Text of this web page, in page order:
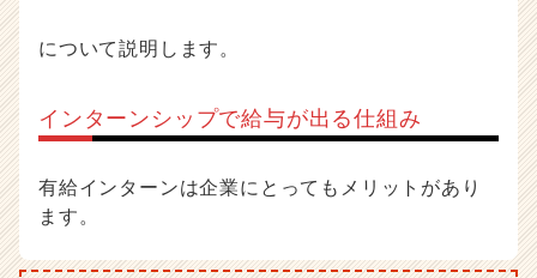
について説明します。
インターンシップで給与が出る仕組み
有給インターンは企業にとってもメリットがあり
ます。